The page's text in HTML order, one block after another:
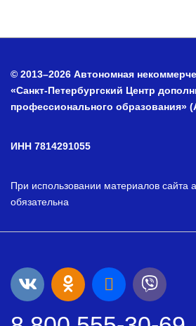
© 2013–2026 Автономная
«Санкт-Петербургский Центр
профессионального
ИНН 7814291055
При использовании материалов сайта
обязательна